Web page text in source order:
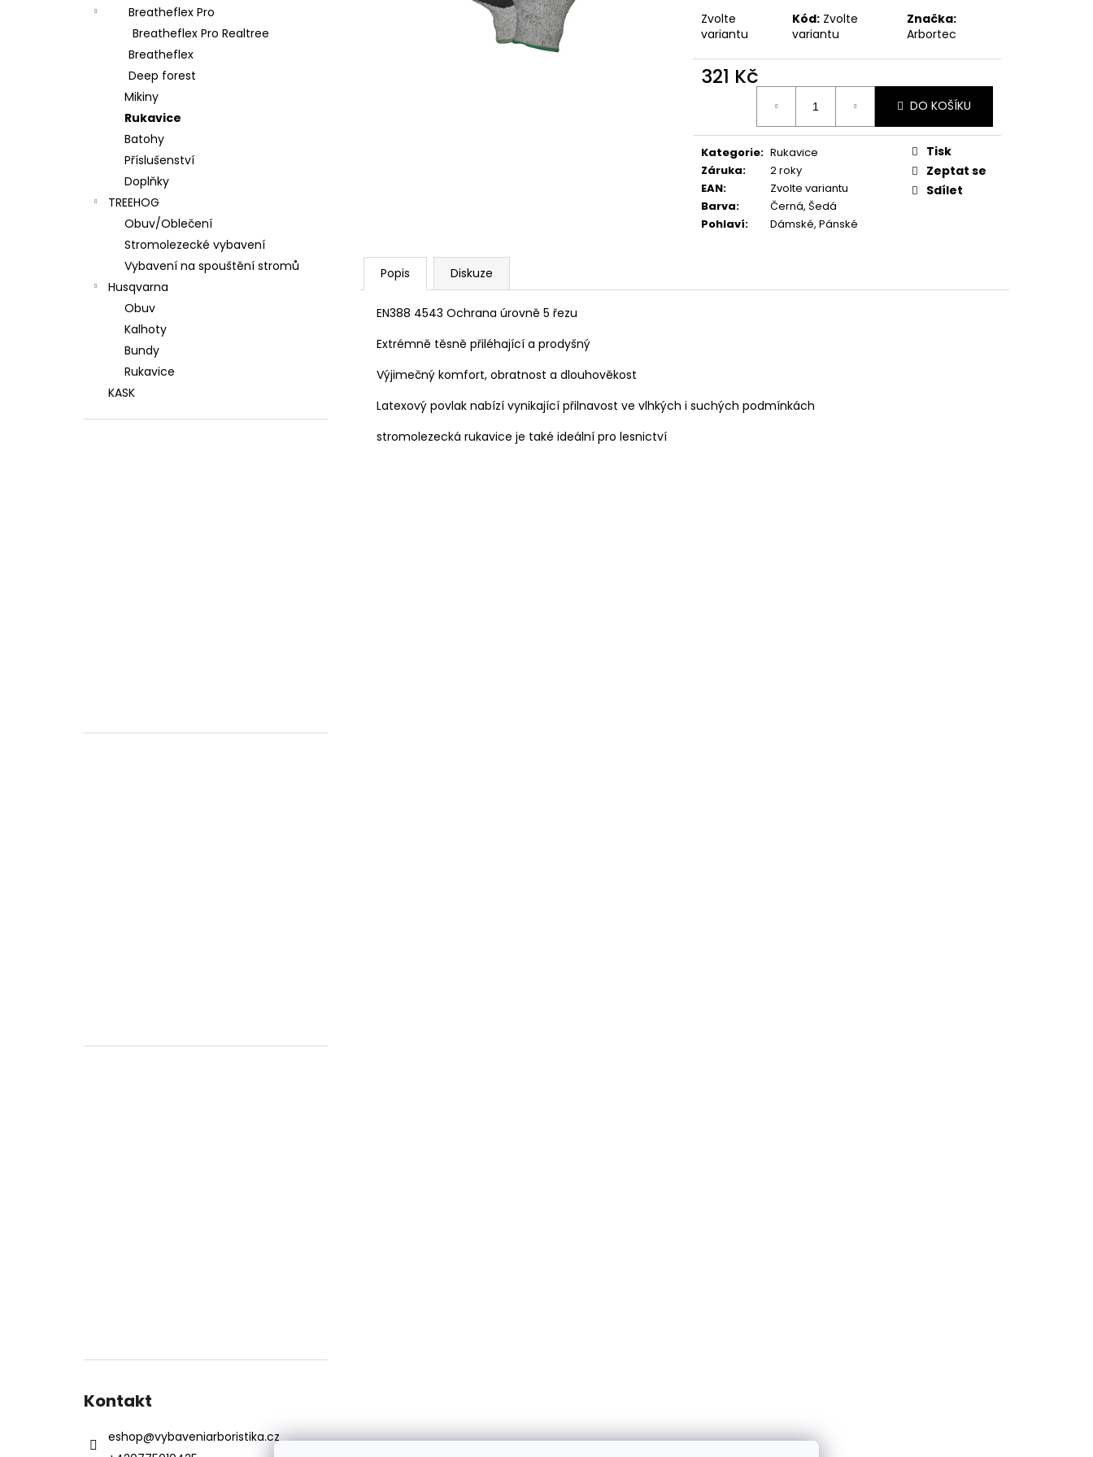
Breatheflex Pro
Breatheflex Pro Realtree
Breatheflex
Deep forest
Mikiny
Rukavice
Batohy
Příslušenství
Doplňky
TREEHOG
Obuv/Oblečení
Stromolezecké vybavení
Vybavení na spouštění stromů
Husqvarna
Obuv
Kalhoty
Bundy
Rukavice
KASK
Kontakt
eshop@vybaveniarboristika.cz
Zvolte
variantu
Kód: Zvolte
variantu
Značka:
Arbortec
321 Kč
DO KOŠÍKU
Kategorie: Rukavice
Záruka:
2 roky
EAN:
Zvolte variantu
Barva:
Černá, Šedá
Pohlaví: Dámské, Pánské
Tisk
Zeptat se
Sdílet
Popis Diskuze
EN388 4543 Ochrana úrovně 5 řezu
Extrémně těsně přiléhající a prodyšný
Výjimečný komfort, obratnost a dlouhověkost
Latexový povlak nabízí vynikající přilnavost ve vlhkých i suchých podmínkách
stromolezecká rukavice je také ideální pro lesnictví